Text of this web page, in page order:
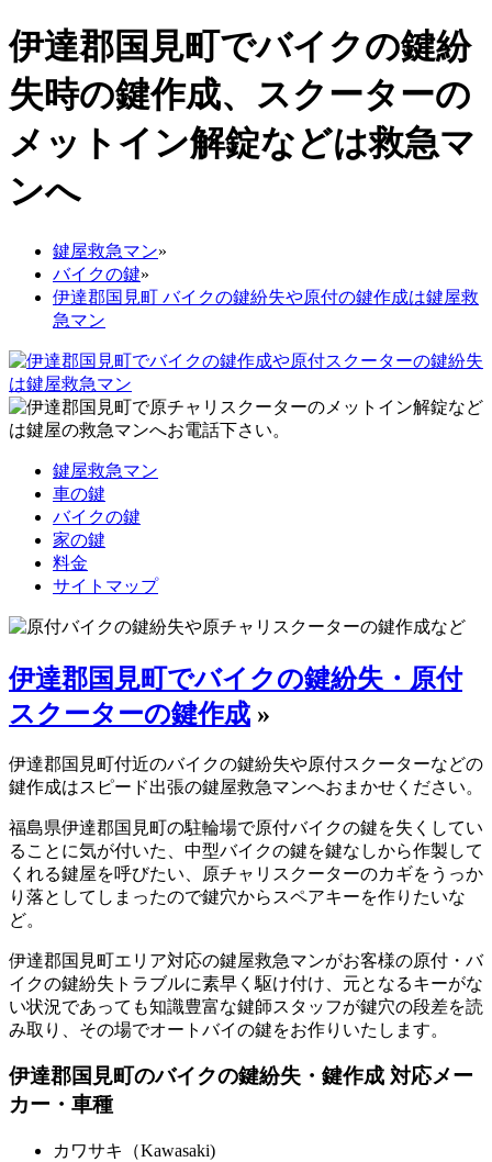
伊達郡国見町でバイクの鍵紛
失時の鍵作成、スクーターの
メットイン解錠などは救急マ
ンへ
鍵屋救急マン»
バイクの鍵»
伊達郡国見町 バイクの鍵紛失や原付の鍵作成は鍵屋救
急マン
鍵屋救急マン
車の鍵
バイクの鍵
家の鍵
料金
サイトマップ
伊達郡国見町でバイクの鍵紛失・原付
スクーターの鍵作成 »
伊達郡国見町付近のバイクの鍵紛失や原付スクーターなどの
鍵作成はスピード出張の鍵屋救急マンへおまかせください。
福島県伊達郡国見町の駐輪場で原付バイクの鍵を失くしてい
ることに気が付いた、中型バイクの鍵を鍵なしから作製して
くれる鍵屋を呼びたい、原チャリスクーターのカギをうっか
り落としてしまったので鍵穴からスペアキーを作りたいな
ど。
伊達郡国見町エリア対応の鍵屋救急マンがお客様の原付・バ
イクの鍵紛失トラブルに素早く駆け付け、元となるキーがな
い状況であっても知識豊富な鍵師スタッフが鍵穴の段差を読
み取り、その場でオートバイの鍵をお作りいたします。
伊達郡国見町のバイクの鍵紛失・鍵作成 対応メー
カー・車種
カワサキ（Kawasaki)